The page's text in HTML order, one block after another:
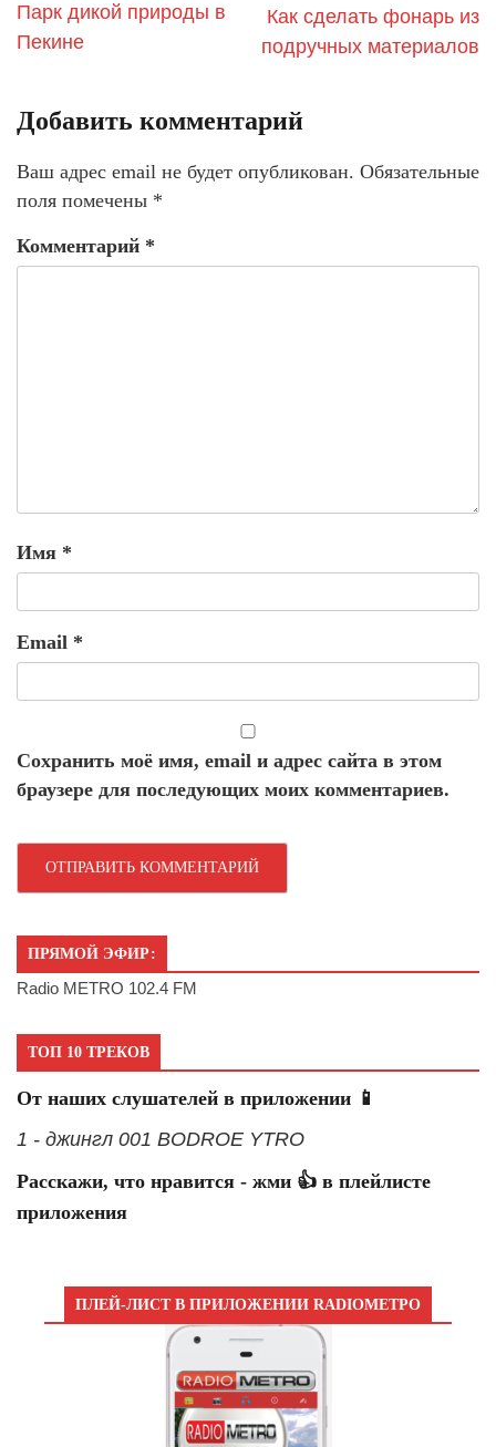
Парк дикой природы в
Пекине
Как сделать фонарь из
подручных материалов
Добавить комментарий
Ваш адрес email не будет опубликован. Обязательные
поля помечены *
Комментарий *
Имя *
Email *
Сохранить моё имя, email и адрес сайта в этом
браузере для последующих моих комментариев.
ПРЯМОЙ ЭФИР:
Radio METRO 102.4 FM
ТОП 10 ТРЕКОВ
От наших слушателей в приложении 📱
1 - джингл 001 BODROE YTRO
Расскажи, что нравится - жми 👍 в плейлисте
приложения
ПЛЕЙ-ЛИСТ В ПРИЛОЖЕНИИ RADIOМЕТРО